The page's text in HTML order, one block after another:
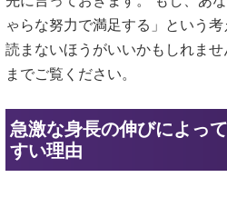
ゃらな努力で満足する」という
読まないほうがいいかもしれま
までご覧ください。
急激な身長の伸びによっ
すい理由